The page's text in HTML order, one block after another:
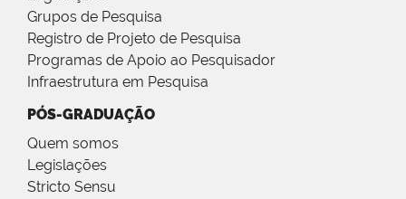
Grupos de Pesquisa
Registro de Projeto de Pesquisa
Programas de Apoio ao Pesquisador
Infraestrutura em Pesquisa
PÓS-GRADUAÇÃO
Quem somos
Legislações
Stricto Sensu